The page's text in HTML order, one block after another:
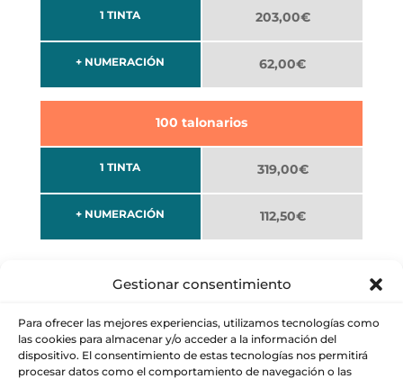
Gestionar consentimiento
Para ofrecer las mejores experiencias, utilizamos tecnologías como
las cookies para almacenar y/o acceder a la información del
dispositivo. El consentimiento de estas tecnologías nos permitirá
procesar datos como el comportamiento de navegación o las
1 TINTA
+ NUMERACIÓN
203,00€
62,00€
1 TINTA
+ NUMERACIÓN
100 talonarios
319,00€
112,50€